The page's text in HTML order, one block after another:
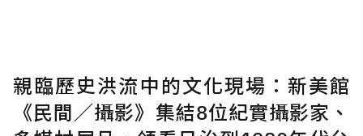
親臨歷史洪流中的文化現場：新美館
《民間／攝影》集結8位紀實攝影家、